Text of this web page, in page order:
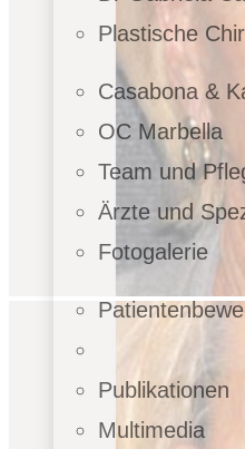
Plastische
Casabona &
OC Marbella
Team und
Ärzte und
Fotogalerie
Publikationen
Multimedia